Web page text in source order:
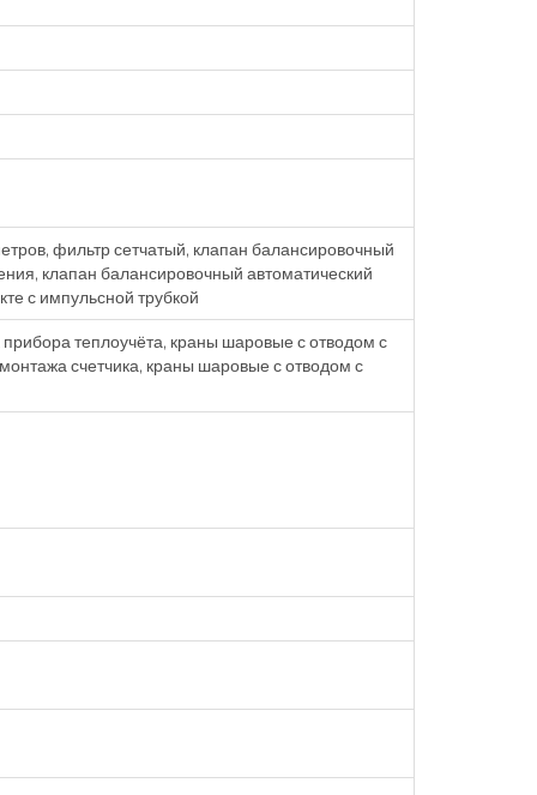
фильтр сетчатый, клапан балансировочный
клапан балансировочный автоматический
с импульсной трубкой
теплоучёта, краны шаровые с отводом с
счетчика, краны шаровые с отводом с